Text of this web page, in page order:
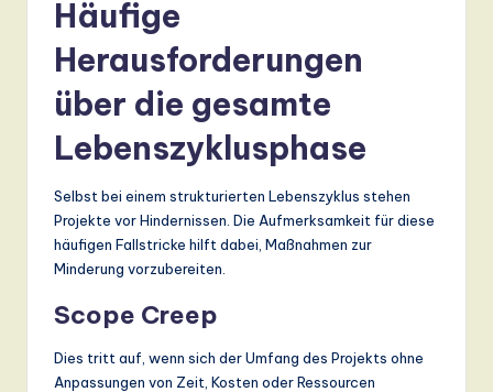
Häufige
Herausforderungen
über die gesamte
Lebenszyklusphase
Selbst bei einem strukturierten Lebenszyklus stehen
Projekte vor Hindernissen. Die Aufmerksamkeit für diese
häufigen Fallstricke hilft dabei, Maßnahmen zur
Minderung vorzubereiten.
Scope Creep
Dies tritt auf, wenn sich der Umfang des Projekts ohne
Anpassungen von Zeit, Kosten oder Ressourcen